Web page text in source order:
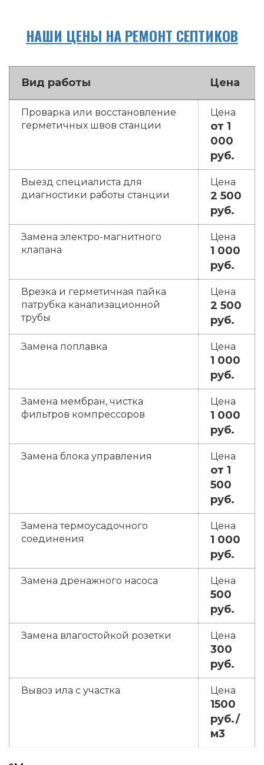
НАШИ ЦЕНЫ НА РЕМОНТ СЕПТИКОВ
Вид работы Цена
Проварка или восстановление
герметичных швов станции
от 1
000
руб.
Выезд специалиста для
диагностики работы станции
2 500
руб.
Замена электро-магнитного
клапана
1 000
руб.
Врезка и герметичная пайка
патрубка канализационной
трубы
2 500
руб.
Замена поплавка
1 000
руб.
Замена мембран, чистка
фильтров компрессоров
1 000
руб.
Замена блока управления
от 1
500
руб.
Замена термоусадочного
соединения
1 000
руб.
Замена дренажного насоса
500
руб.
Замена влагостойкой розетки
300
руб.
Вывоз ила с участка
1500
руб./
м3